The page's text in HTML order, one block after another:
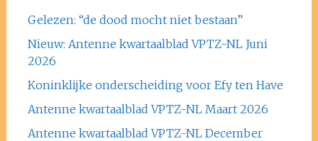
Gelezen: “de dood mocht niet bestaan”
Nieuw: Antenne kwartaalblad VPTZ-NL Juni
2026
Koninklijke onderscheiding voor Efy ten Have
Antenne kwartaalblad VPTZ-NL Maart 2026
Antenne kwartaalblad VPTZ-NL December